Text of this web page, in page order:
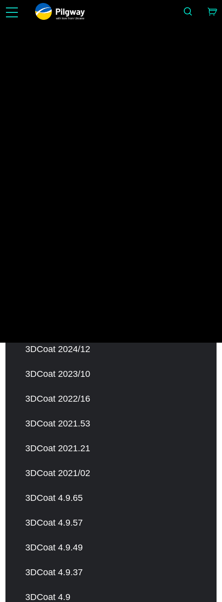
with love from Ukraine
3DCoat 2024/12
3DCoat 2023/10
3DCoat 2022/16
3DCoat 2021.53
3DCoat 2021.21
3DCoat 2021/02
3DCoat 4.9.65
3DCoat 4.9.57
3DCoat 4.9.49
3DCoat 4.9.37
3DCoat 4.9